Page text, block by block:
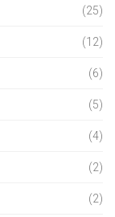
(25)
(12)
(6)
(5)
(4)
(2)
(2)